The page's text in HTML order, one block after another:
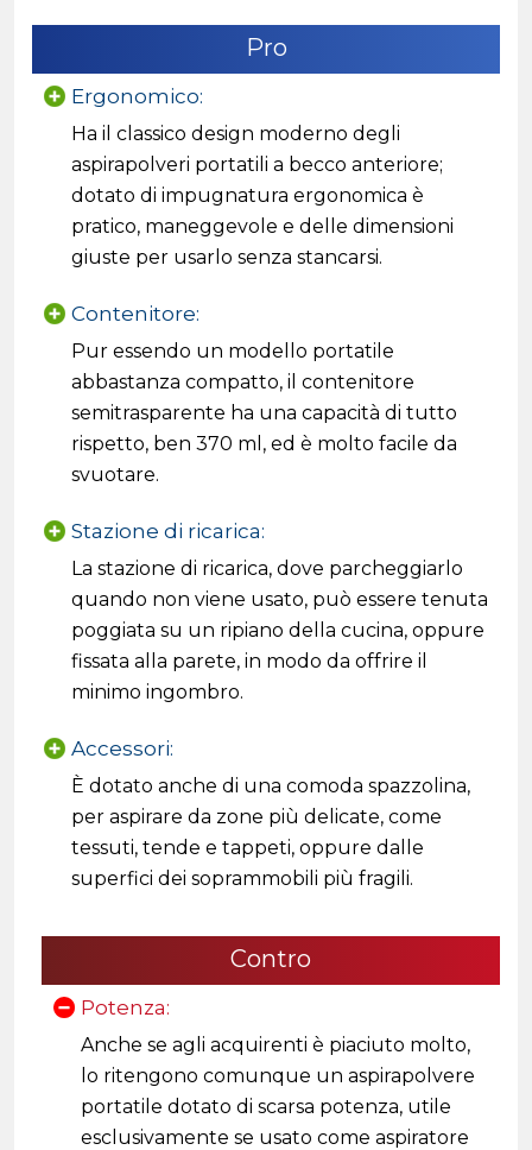
Pro
Ergonomico:
Ha il classico design moderno degli
aspirapolveri portatili a becco anteriore;
dotato di impugnatura ergonomica è
pratico, maneggevole e delle dimensioni
giuste per usarlo senza stancarsi.
Contenitore:
Pur essendo un modello portatile
abbastanza compatto, il contenitore
semitrasparente ha una capacità di tutto
rispetto, ben 370 ml, ed è molto facile da
svuotare.
Stazione di ricarica:
La stazione di ricarica, dove parcheggiarlo
quando non viene usato, può essere tenuta
poggiata su un ripiano della cucina, oppure
fissata alla parete, in modo da offrire il
minimo ingombro.
Accessori:
È dotato anche di una comoda spazzolina,
per aspirare da zone più delicate, come
tessuti, tende e tappeti, oppure dalle
superfici dei soprammobili più fragili.
Contro
Potenza:
Anche se agli acquirenti è piaciuto molto,
lo ritengono comunque un aspirapolvere
portatile dotato di scarsa potenza, utile
esclusivamente se usato come aspiratore